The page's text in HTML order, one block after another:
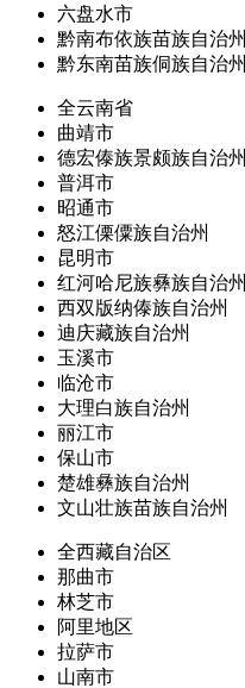
六盘水市
黔南布依族苗族自治州
黔东南苗族侗族自治州
全云南省
曲靖市
德宏傣族景颇族自治州
普洱市
昭通市
怒江傈僳族自治州
昆明市
红河哈尼族彝族自治州
西双版纳傣族自治州
迪庆藏族自治州
玉溪市
临沧市
大理白族自治州
丽江市
保山市
楚雄彝族自治州
文山壮族苗族自治州
全西藏自治区
那曲市
林芝市
阿里地区
拉萨市
山南市